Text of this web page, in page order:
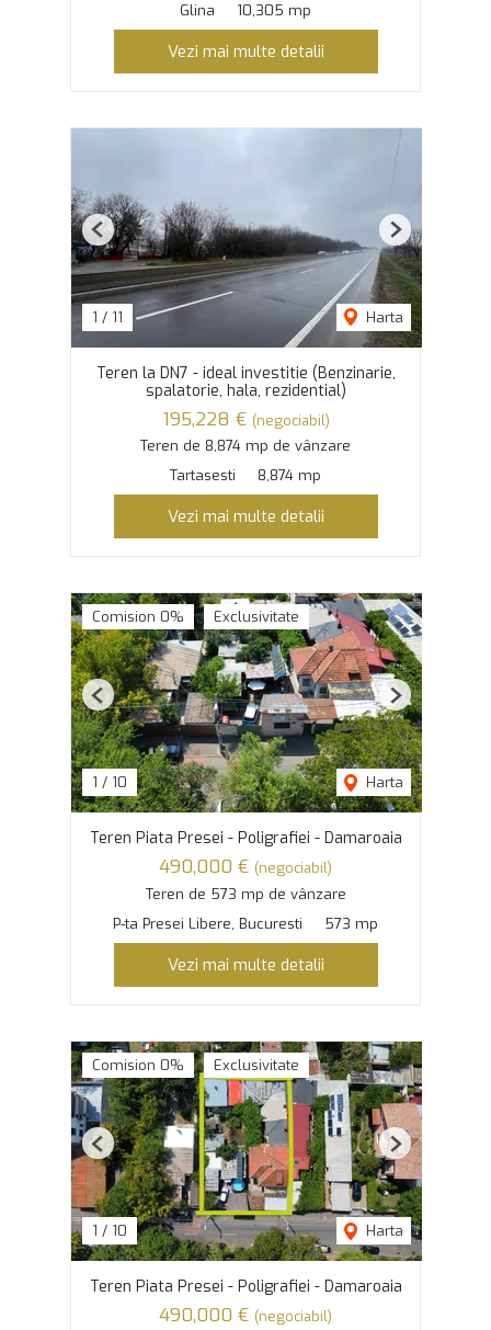
Glina 10,305 mp
Vezi mai multe detalii
1 / 11 Harta
Previous Next
Teren la DN7 - ideal investitie (Benzinarie,
spalatorie, hala, rezidential)
195,228 € (negociabil)
Teren de 8,874 mp de vânzare
Tartasesti
8,874 mp
Vezi mai multe detalii
Comision 0% Exclusivitate
1 / 10 Harta
Previous Next
Teren Piata Presei - Poligrafiei - Damaroaia
490,000 € (negociabil)
Teren de 573 mp de vânzare
P-ta Presei Libere, Bucuresti
573 mp
Vezi mai multe detalii
Comision 0% Exclusivitate
1 / 10 Harta
Previous Next
Teren Piata Presei - Poligrafiei - Damaroaia
490,000 € (negociabil)